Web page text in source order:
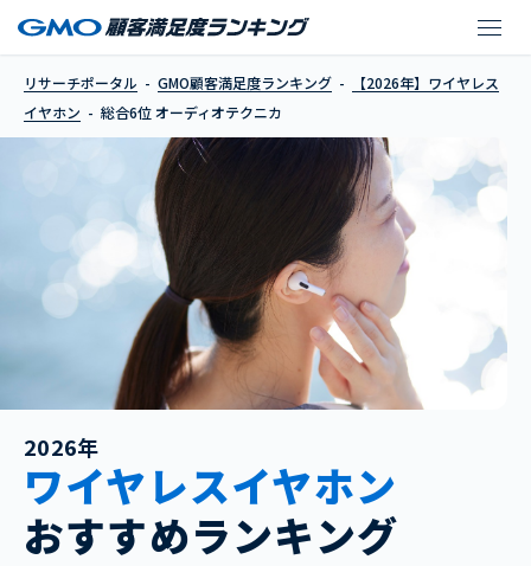
オーディオテクニカ
リサーチポータル GMO顧客満足度ランキング
【2026年】ワイヤレス
イヤホン
総合6位 オーディオテクニカ
2026年
ワイヤレスイヤホン
おすすめランキング